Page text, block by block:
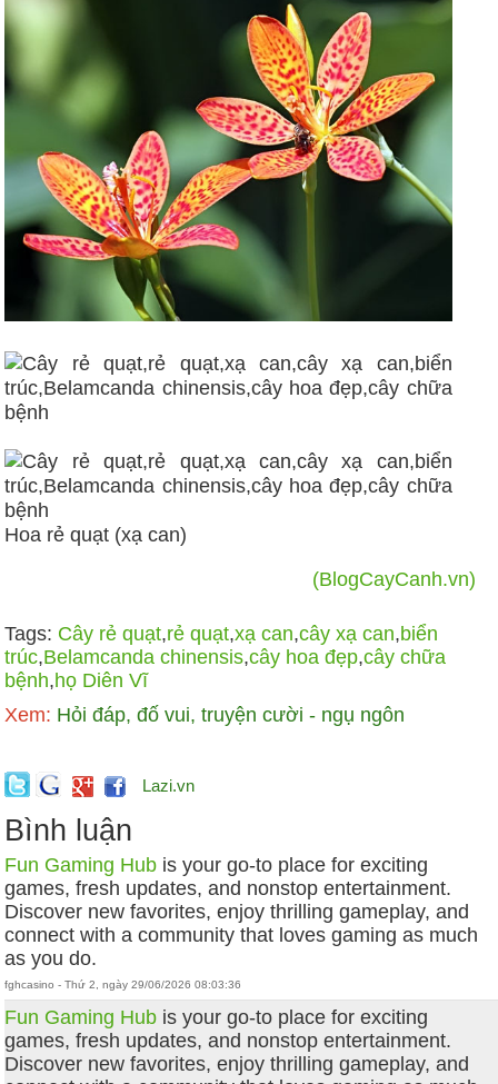
Hoa rẻ quạt (xạ can)
(BlogCayCanh.vn)
Tags: Cây rẻ quạt,rẻ quạt,xạ can,cây xạ can,biển
trúc,Belamcanda chinensis,cây hoa đẹp,cây chữa
bệnh,họ Diên Vĩ
Xem: Hỏi đáp, đố vui, truyện cười - ngụ ngôn
Lazi.vn
Bình luận
Fun Gaming Hub is your go-to place for exciting
games, fresh updates, and nonstop entertainment.
Discover new favorites, enjoy thrilling gameplay, and
connect with a community that loves gaming as much
as you do.
fghcasino - Thứ 2, ngày 29/06/2026 08:03:36
Fun Gaming Hub is your go-to place for exciting
games, fresh updates, and nonstop entertainment.
Discover new favorites, enjoy thrilling gameplay, and